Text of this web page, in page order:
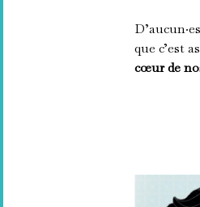
que c’est
cœur de